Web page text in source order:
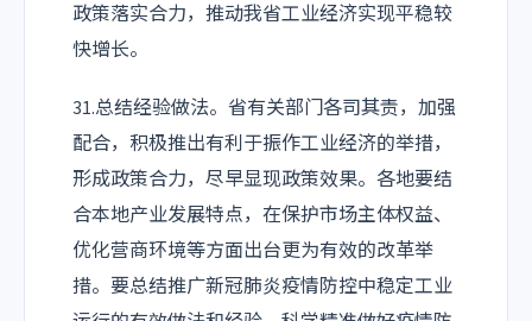
政策落实合力，推动我省工业经济实现平稳较
快增长。
31.总结经验做法。省有关部门各司其责，加强
配合，积极推出有利于振作工业经济的举措，
形成政策合力，尽早显现政策效果。各地要结
合本地产业发展特点，在保护市场主体权益、
优化营商环境等方面出台更为有效的改革举
措。要总结推广新冠肺炎疫情防控中稳定工业